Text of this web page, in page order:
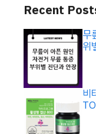
Recent
무
위
비